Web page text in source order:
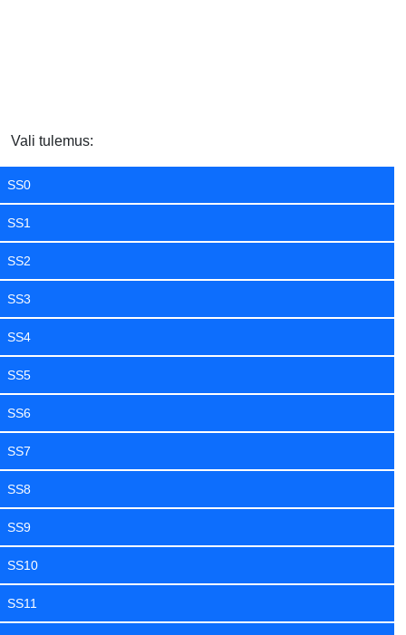
Vali tulemus:
SS0
SS1
SS2
SS3
SS4
SS5
SS6
SS7
SS8
SS9
SS10
SS11